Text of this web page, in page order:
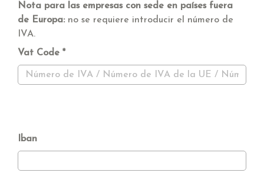
Nota para las empresas con sede en países fuera
de Europa:no se requiere introducir el número de
IVA.
Vat Code
Iban